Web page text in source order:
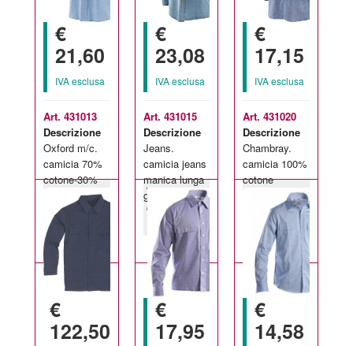
€
21,60
IVA esclusa
Art. 431013
Descrizione
Oxford m/c.
camicia 70%
cotone-30%
poliestere gr.
140/mq.
manica corta.
disponibili:
M-XXL
€
23,08
IVA esclusa
Art. 431015
Descrizione
Jeans.
camicia jeans
manica lunga
gr. 200/mq.
Taglie
disponibili:
M-XXL
€
17,15
IVA esclusa
Art. 431020
Descrizione
Chambray.
camicia 100%
cotone
chambray
gr.130/mq.
disponibili:
M-XXL
€
122,50
€
17,95
€
14,58